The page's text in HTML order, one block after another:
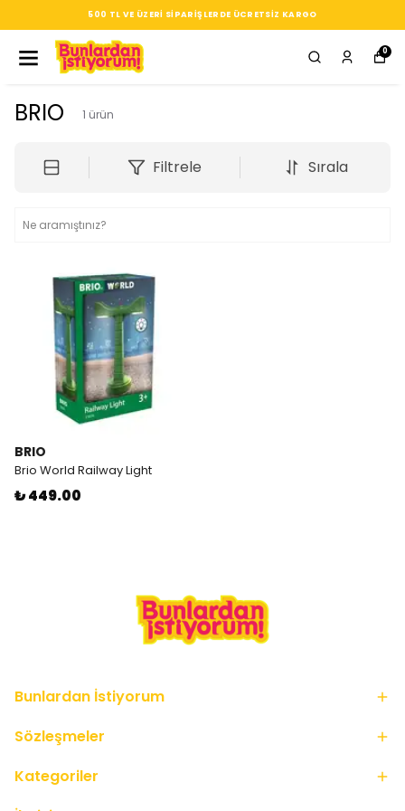
500 TL VE ÜZERI SIPARIŞLERDE ÜCRETSIZ KARGO
0
BRIO 1 ürün
Filtrele Sırala
BRIO
Brio World Railway Light
₺ 449.00
Bunlardan İstiyorum
Sözleşmeler
Kategoriler